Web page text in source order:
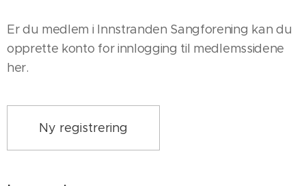
Er du medlem i Innstranden Sangforening kan du
opprette konto for innlogging til medlemssidene
her.
Ny registrering